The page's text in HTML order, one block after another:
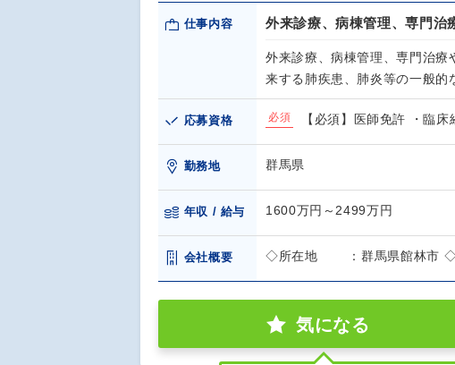
仕事内容 外来診療、病棟管理、専門治
外来診療、病棟管理、専門治
来する肺疾患、肺炎等の一般的
応募資格 必須 【必須】医師免許 ・臨
勤務地 群馬県
年収 / 給与 1600万円～2499万円
会社概要 ◇所在地 ：群馬県館林市 ◇
気になる